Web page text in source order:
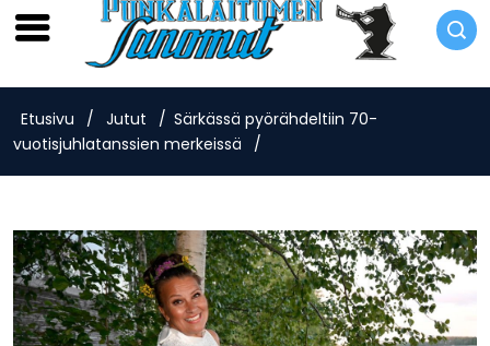
Perjantai 7.8.2026
Etusivu / Jutut / Särkässä pyörähdeltiin 70-
vuotisjuhlatanssien merkeissä
/